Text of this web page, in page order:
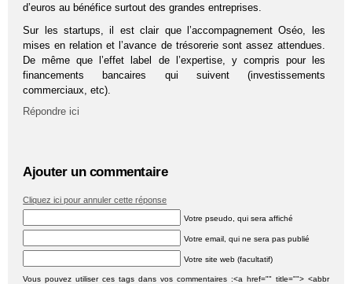
d’euros au bénéfice surtout des grandes entreprises.
Sur les startups, il est clair que l’accompagnement Oséo, les
mises en relation et l’avance de trésorerie sont assez attendues.
De même que l’effet label de l’expertise, y compris pour les
financements bancaires qui suivent (investissements
commerciaux, etc).
Répondre ici
Ajouter un commentaire
Cliquez ici pour annuler cette réponse
Votre pseudo, qui sera affiché
Votre email, qui ne sera pas publié
Votre site web (facultatif)
Vous pouvez utiliser ces tags dans vos commentaires :<a href="" title=""> <abbr